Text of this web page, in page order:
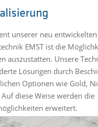
unserer neu entwickelten
EMST ist die
auszustatten. Unsere
Lösungen durch
Optionen wie Gold,
diese Weise werden die
erweitert.